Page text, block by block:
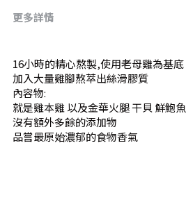
更多詳情
16小時的精心熬製,使用老母雞為基底
加入大量雞腳熬萃出絲滑膠質
內容物:
就是雞本雞 以及金華火腿 干貝 鮮鮑魚
沒有額外多餘的添加物
品嘗最原始濃郁的食物香氣